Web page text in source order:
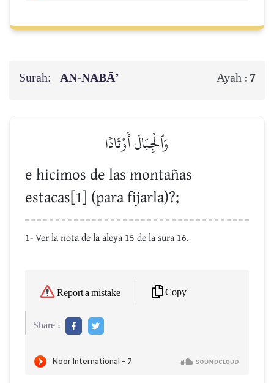
Surah: AN-NABĀ’ Ayah : 7
وَٱلۡجِبَالَ أَوۡتَادٗا
e hicimos de las montañas
estacas[1] (para fijarla)?;
1- Ver la nota de la aleya 15 de la sura 16.
Report a mistake Copy
Share :